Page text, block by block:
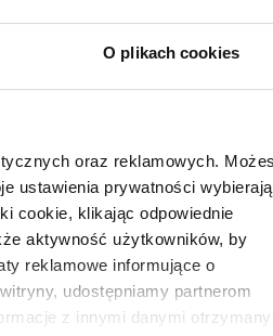
O plikach cookies
oraz reklamowych.
ustawienia prywatności
cookie, klikając odpowiednie
aktywność użytkowników, by
reklamowe informujące o
udostępniamy partnerom
z innymi danymi